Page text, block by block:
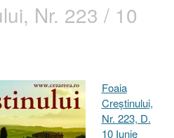
Nr. 223 / 10
Foaia
Creştinului,
Nr. 223, D.
10 Iunie